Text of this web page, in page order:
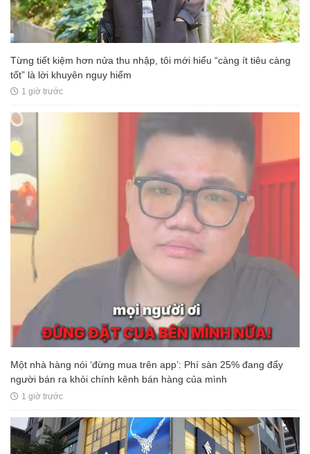
Từng tiết kiệm hơn nửa thu nhập, tôi mới hiểu “càng ít tiêu càng
tốt” là lời khuyên nguy hiểm
1 giờ trước
Một nhà hàng nói ‘đừng mua trên app’: Phí sàn 25% đang đẩy
người bán ra khỏi chính kênh bán hàng của mình
1 giờ trước